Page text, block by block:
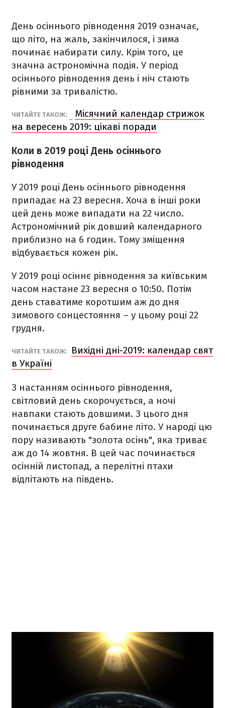
День осіннього рівнодення 2019 означає,
що літо, на жаль, закінчилося, і зима
починає набирати силу. Крім того, це
значна астрономічна подія. У період
осіннього рівнодення день і ніч стають
рівними за тривалістю.
ЧИТАЙТЕ ТАКОЖ:
Місячний календар стрижок
на вересень 2019: цікаві поради
Коли в 2019 році День осіннього
рівнодення
У 2019 році День осіннього рівнодення
припадає на 23 вересня. Хоча в інші роки
цей день може випадати на 22 число.
Астрономічний рік довший календарного
приблизно на 6 годин. Тому зміщення
відбувається кожен рік.
У 2019 році осіннє рівнодення за київським
часом настане 23 вересня о 10:50. Потім
день ставатиме коротшим аж до дня
зимового сонцестояння – у цьому році 22
грудня.
ЧИТАЙТЕ ТАКОЖ:
Вихідні дні-2019: календар свят
в Україні
З настанням осіннього рівнодення,
світловий день скорочується, а ночі
навпаки стають довшими. З цього дня
починається друге бабине літо. У народі цю
пору називають "золота осінь", яка триває
аж до 14 жовтня. В цей час починається
осінній листопад, а перелітні птахи
відлітають на південь.